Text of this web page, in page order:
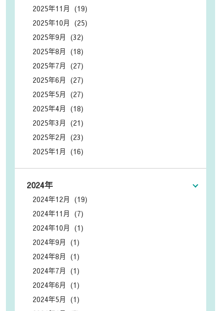
2025年11月 (19)
2025年10月 (25)
2025年9月 (32)
2025年8月 (18)
2025年7月 (27)
2025年6月 (27)
2025年5月 (27)
2025年4月 (18)
2025年3月 (21)
2025年2月 (23)
2025年1月 (16)
2024年
2024年12月 (19)
2024年11月 (7)
2024年10月 (1)
2024年9月 (1)
2024年8月 (1)
2024年7月 (1)
2024年6月 (1)
2024年5月 (1)